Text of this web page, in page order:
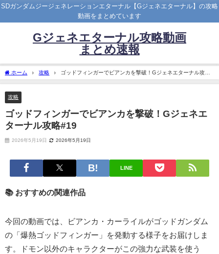
SDガンダムジージェネレーションエターナル【Gジェネエターナル】の攻略
動画をまとめています
Gジェネエターナル攻略動画
まとめ速報
ホーム 攻略
ゴッドフィンガーでビアンカを撃破！Gジェネエターナル攻略
#19
攻略
ゴッドフィンガーでビアンカを撃破！Gジェネエ
ターナル攻略#19
2026年5月19日 2026年5月19日
LINE
📚 おすすめの関連作品
今回の動画では、ビアンカ・カーライルがゴッドガンダム
の「爆熱ゴッドフィンガー」を発動する様子をお届けしま
す。ドモン以外のキャラクターがこの強力な武装を使う